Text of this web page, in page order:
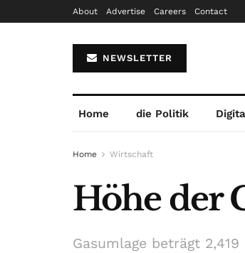
About Advertise Careers Contact
NEWSLETTER
Home die Politik
Home Wirtschaft
Höhe der
Gasumlage beträgt